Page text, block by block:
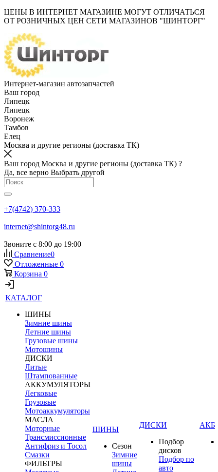
ЦЕНЫ В ИНТЕРНЕТ МАГАЗИНЕ МОГУТ ОТЛИЧАТЬСЯ
ОТ РОЗНИЧНЫХ ЦЕН СЕТИ МАГАЗИНОВ "ШИНТОРГ"
Интернет-магазин автозапчастей
Ваш город
Липецк
Липецк
Воронеж
Тамбов
Елец
Москва и другие регионы (доставка ТК)
Ваш город Москва и другие регионы (доставка ТК) ?
Да, все верно Выбрать другой
+7(4742) 370-333
internet@shintorg48.ru
Звоните с 8:00 до 19:00
Сравнение0
Отложенные 0
Корзина 0
КАТАЛОГ
ШИНЫ
Зимние шины
Летние шины
Грузовые шины
Мотошины
ДИСКИ
Литые
Штампованные
АККУМУЛЯТОРЫ
Легковые
Грузовые
Мотоаккумуляторы
МАСЛА
Моторные
Трансмиссионные
Антифриз и Тосол
Смазки
ФИЛЬТРЫ
ШИНЫ
Сезон
Зимние
шины
ДИСКИ
Подбор
дисков
Подбор по
авто
АКБ